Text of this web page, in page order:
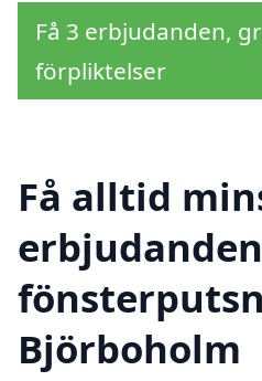
Få 3 erbjudanden,
förpliktelser
Få alltid
Björboholm